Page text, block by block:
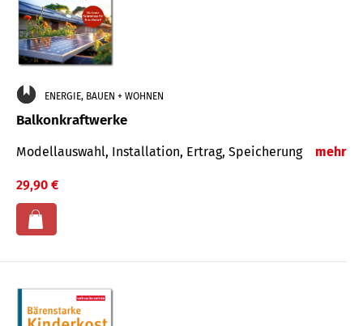
ENERGIE, BAUEN + WOHNEN
Balkonkraftwerke
Modellauswahl, Installation, Ertrag, Speicherung mehr
29,90 €